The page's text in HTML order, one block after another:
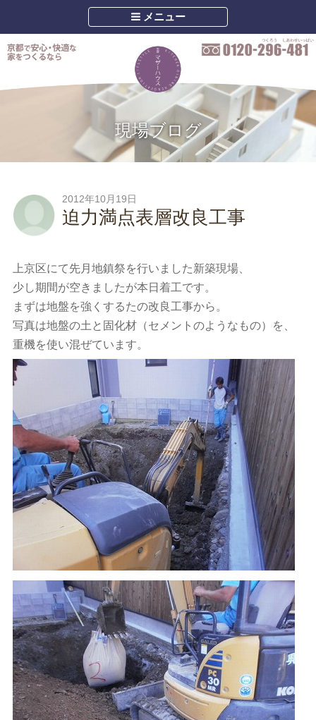
メニュー
現場ブログ
2012年10月19日
迫力満点表層改良工事
上京区にて先月地鎮祭を行いました新築現場、
少し期間が空きましたが本日着工です。
まずは地盤を強くするたの改良工事から。
写真は地盤の土と固化材（セメントのようなもの）を、
重機を使い混ぜています。